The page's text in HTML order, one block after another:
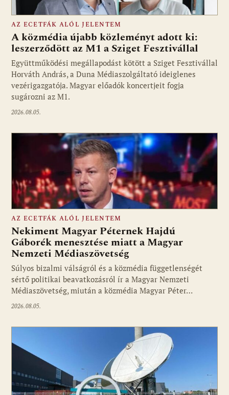
Fotó: media1.hu
AZ ECETFÁK ALÓL JELENTEM
A közmédia újabb közleményt adott ki:
leszerződött az M1 a Sziget Fesztivállal
Együttműködési megállapodást kötött a Sziget Fesztivállal
Horváth András, a Duna Médiaszolgáltató ideiglenes
vezérigazgatója. Magyar előadók koncertjeit fogja
sugározni az M1.
2026.08.05.
Fotó: media1.hu
AZ ECETFÁK ALÓL JELENTEM
Nekiment Magyar Péternek Hajdú
Gáborék menesztése miatt a Magyar
Nemzeti Médiaszövetség
Súlyos bizalmi válságról és a közmédia függetlenségét
sértő politikai beavatkozásról ír a Magyar Nemzeti
Médiaszövetség, miután a közmédia Magyar Péter…
2026.08.05.